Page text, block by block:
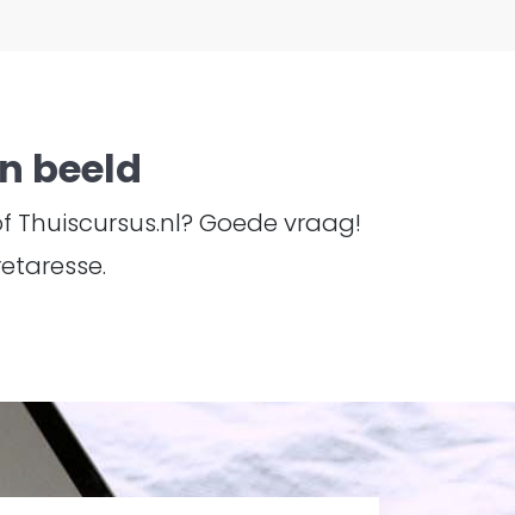
beeld
Thuiscursus.nl? Goede vraag!